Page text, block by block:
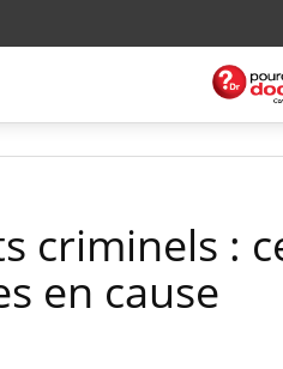
criminels :
en cause